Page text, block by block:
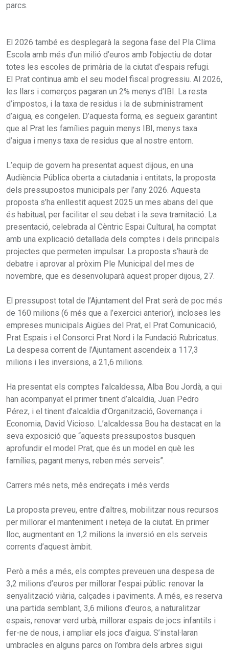
parcs.
El 2026 també es desplegarà la segona fase del Pla Clima
Escola amb més d’un milió d’euros amb l’objectiu de dotar
totes les escoles de primària de la ciutat d’espais refugi.
El Prat continua amb el seu model fiscal progressiu. Al 2026,
les llars i comerços pagaran un 2% menys d’IBI. La resta
d’impostos, i la taxa de residus i la de subministrament
d’aigua, es congelen. D’aquesta forma, es segueix garantint
que al Prat les famílies paguin menys IBI, menys taxa
d’aigua i menys taxa de residus que al nostre entorn.
L’equip de govern ha presentat aquest dijous, en una
Audiència Pública oberta a ciutadania i entitats, la proposta
dels pressupostos municipals per l’any 2026. Aquesta
proposta s’ha enllestit aquest 2025 un mes abans del que
és habitual, per facilitar el seu debat i la seva tramitació. La
presentació, celebrada al Cèntric Espai Cultural, ha comptat
amb una explicació detallada dels comptes i dels principals
projectes que permeten impulsar. La proposta s’haurà de
debatre i aprovar al pròxim Ple Municipal del mes de
novembre, que es desenvoluparà aquest proper dijous, 27.
El pressupost total de l’Ajuntament del Prat serà de poc més
de 160 milions (6 més que a l’exercici anterior), incloses les
empreses municipals Aigües del Prat, el Prat Comunicació,
Prat Espais i el Consorci Prat Nord i la Fundació Rubricatus.
La despesa corrent de l’Ajuntament ascendeix a 117,3
milions i les inversions, a 21,6 milions.
Ha presentat els comptes l’alcaldessa, Alba Bou Jordà, a qui
han acompanyat el primer tinent d’alcaldia, Juan Pedro
Pérez, i el tinent d’alcaldia d’Organització, Governança i
Economia, David Vicioso. L’alcaldessa Bou ha destacat en la
seva exposició que “aquests pressupostos busquen
aprofundir el model Prat, que és un model en què les
famílies, pagant menys, reben més serveis”.
Carrers més nets, més endreçats i més verds
La proposta preveu, entre d’altres, mobilitzar nous recursos
per millorar el manteniment i neteja de la ciutat. En primer
lloc, augmentant en 1,2 milions la inversió en els serveis
corrents d’aquest àmbit.
Però a més a més, els comptes preveuen una despesa de
3,2 milions d’euros per millorar l’espai públic: renovar la
senyalització viària, calçades i paviments. A més, es reserva
una partida semblant, 3,6 milions d’euros, a naturalitzar
espais, renovar verd urbà, millorar espais de jocs infantils i
fer-ne de nous, i ampliar els jocs d’aigua. S’instal·laran
umbracles en alguns parcs on l’ombra dels arbres sigui